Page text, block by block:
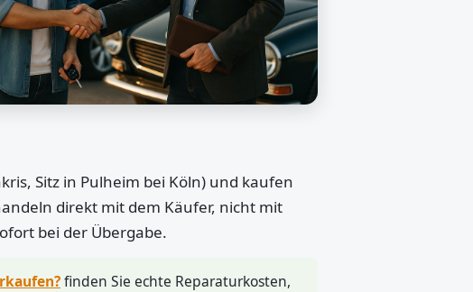
Sitz in Pulheim bei Köln) und kaufen
direkt mit dem Käufer, nicht mit
bei der Übergabe.
finden Sie echte Reparaturkosten,